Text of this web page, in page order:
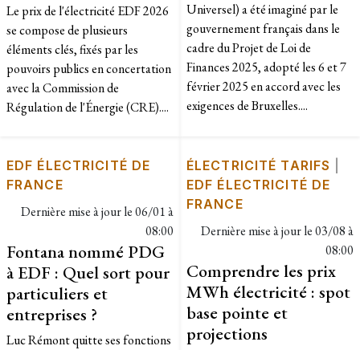
Le prix de l'électricité EDF 2026
se compose de plusieurs
éléments clés, fixés par les
pouvoirs publics en concertation
avec la Commission de
Régulation de l'Énergie (CRE)....
Universel) a été imaginé par le
gouvernement français dans le
cadre du Projet de Loi de
Finances 2025, adopté les 6 et 7
février 2025 en accord avec les
exigences de Bruxelles....
EDF ÉLECTRICITÉ DE
FRANCE
Dernière mise à jour le06/01 à
08:00
Fontana nommé PDG
à EDF : Quel sort pour
particuliers et
entreprises ?
Luc Rémont quitte ses fonctions
ÉLECTRICITÉ TARIFS
EDF ÉLECTRICITÉ DE
FRANCE
Dernière mise à jour le03/08 à
08:00
Comprendre les prix
MWh électricité : spot
base pointe et
projections